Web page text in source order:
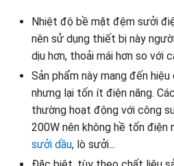
Nhiệt độ bề mặt đệm sưởi
nên sử dụng thiết bị này
dịu hơn, thoải mái hơn so với
Sản phẩm này mang đến
nhưng lại tốn ít điện năng.
thường hoạt động với công
200W nên không hề tốn điện
sưởi dầu, lò sưởi...